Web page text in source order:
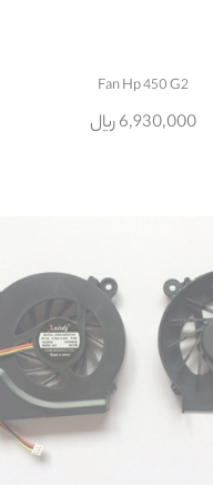
Fan Hp 450 G2
6,930,000 ریال